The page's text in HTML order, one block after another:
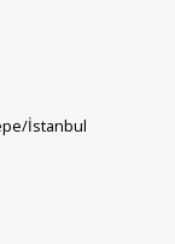
İstanbul